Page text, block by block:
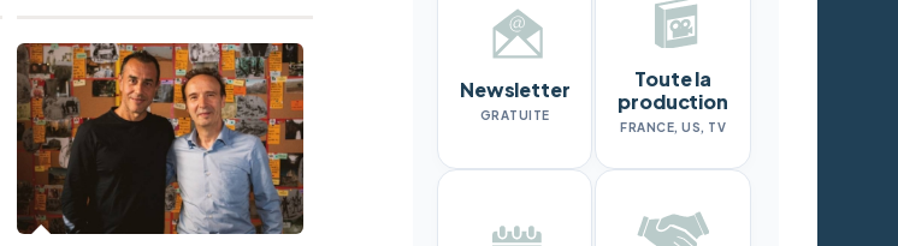
Newsletter
GRATUITE
Toute la
production
FRANCE, US, TV